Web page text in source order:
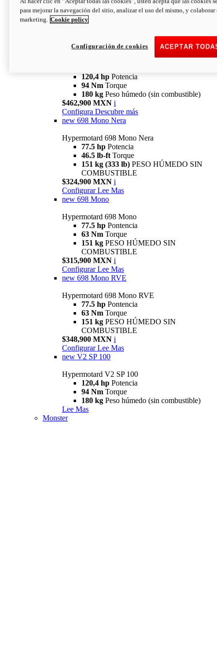
94 NmTorque
180 kgPESO HÚMEDO SIN
COMBUSTIBLE
newV2 SP
120,4 hp Potencia
94 Nm Torque
180 kg Peso húmedo (sin combustible)
$462,900 MXN i
Configura Descubre más
new 698 Mono Nera
Hypermotard 698 Mono Nera
77.5 hp Potencia
46.5 lb-ft Torque
151 kg (333 lb) PESO HÚMEDO SIN
COMBUSTIBLE
$324,900 MXN i
Configurar Lee Mas
new 698 Mono
Hypermotard 698 Mono
77.5 hp Pontencia
63 Nm Torque
151 kg PESO HÚMEDO SIN
COMBUSTIBLE
$315,900 MXN i
Configurar Lee Mas
new 698 Mono RVE
Hypermotard 698 Mono RVE
77.5 hp Pontencia
63 Nm Torque
151 kg PESO HÚMEDO SIN
COMBUSTIBLE
$348,900 MXN i
Configurar Lee Mas
new V2 SP 100
Hypermotard V2 SP 100
120,4 hp Potencia
94 Nm Torque
180 kg Peso húmedo (sin combustible)
Lee Mas
Monster
para mejorar la navegación del sitio, analizar el uso del mismo, y colaborar
marketing. Cookie policy
ACEPTAR
Configuración de cookies